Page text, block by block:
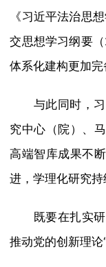
《习近平法治思
交思想学习纲要
体系化建构更加完
与此同时，习
究中心（院）、
高端智库成果不
进，学理化研究持
既要在扎实研
推动党的创新理论